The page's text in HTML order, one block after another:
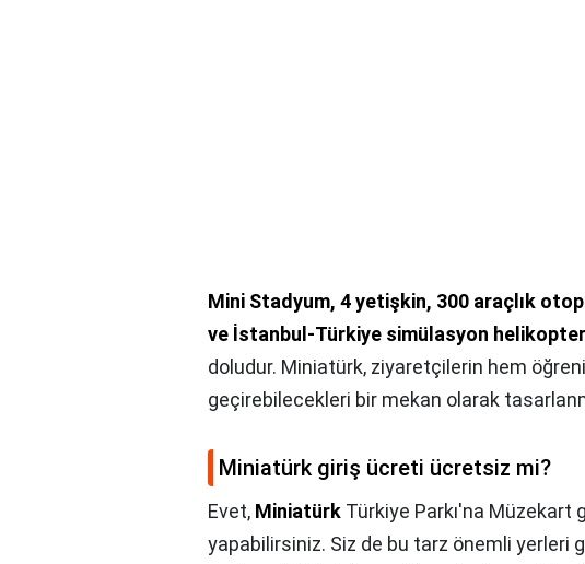
Mini Stadyum, 4 yetişkin, 300 araçlık
ve İstanbul-Türkiye simülasyon
doludur. Miniatürk, ziyaretçilerin hem
geçirebilecekleri bir mekan olarak
Miniatürk giriş ücreti ücretsiz mi?
Evet, Miniatürk Türkiye Parkı'na Müzekart
yapabilirsiniz. Siz de bu tarz önemli yerleri